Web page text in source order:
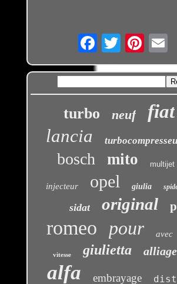
turbo neuf fiat
lancia
bosch mito multijet
injecteur opel giulia
sidat original
romeo pour avec
vitesse giulietta alliage
alfa embrayage